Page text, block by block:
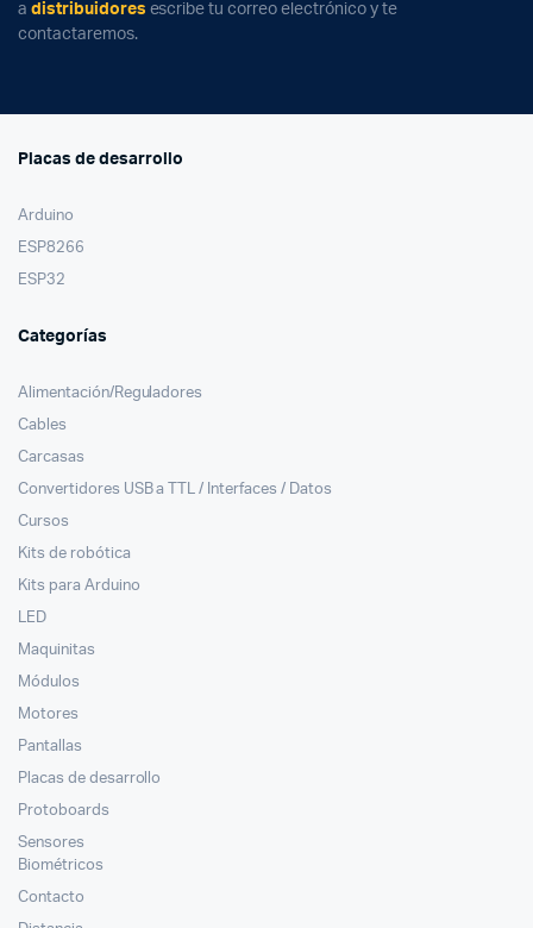
a distribuidores escribe tu correo electrónico y te
contactaremos.
Placas de desarrollo
Arduino
ESP8266
ESP32
Categorías
Alimentación/Reguladores
Cables
Carcasas
Convertidores USB a TTL / Interfaces / Datos
Cursos
Kits de robótica
Kits para Arduino
LED
Maquinitas
Módulos
Motores
Pantallas
Placas de desarrollo
Protoboards
Sensores
Biométricos
Contacto